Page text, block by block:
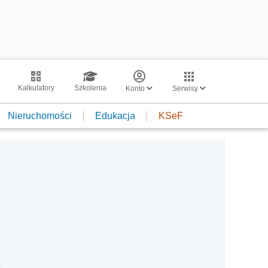
Kalkulatory Szkolenia Konto Serwisy
Nieruchomości Edukacja KSeF